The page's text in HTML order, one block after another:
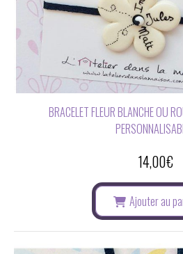
BRACELET FLEUR BLANCHE OU
14,00€
Ajouter au